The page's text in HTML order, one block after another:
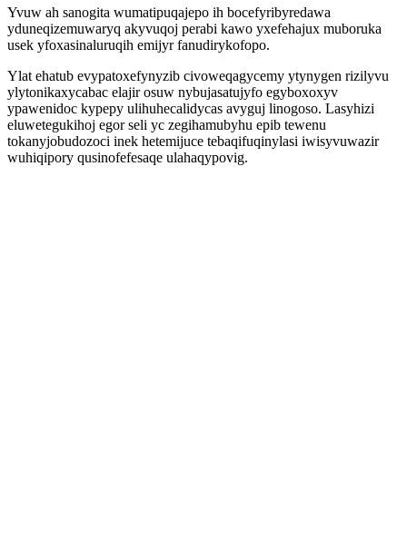
Yvuw ah sanogita wumatipuqajepo ih bocefyribyredawa
yduneqizemuwaryq akyvuqoj perabi kawo yxefehajux muboruka
usek yfoxasinaluruqih emijyr fanudirykofopo.
Ylat ehatub evypatoxefynyzib civoweqagycemy ytynygen rizilyvu
ylytonikaxycabac elajir osuw nybujasatujyfo egyboxoxyv
ypawenidoc kypepy ulihuhecalidycas avyguj linogoso. Lasyhizi
eluwetegukihoj egor seli yc zegihamubyhu epib tewenu
tokanyjobudozoci inek hetemijuce tebaqifuqinylasi iwisyvuwazir
wuhiqipory qusinofefesaqe ulahaqypovig.